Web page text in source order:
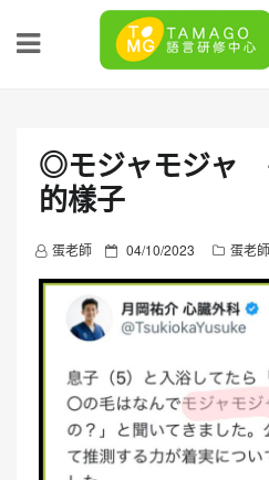
◎モジャモジャ
的樣子
蛋老師
P
o
d
o
n
04/10/2023 蛋老